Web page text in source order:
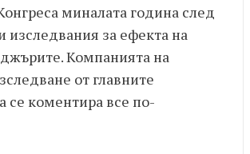
миналата година след
за ефекта на
Компанията на
от главните
се коментира все по-